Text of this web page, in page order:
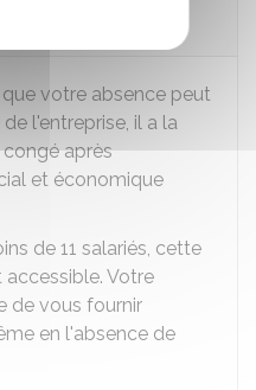
votre absence peut
l'entreprise, il a la
après
et économique
de 11 salariés, cette
Votre
de vous fournir
en l'absence de